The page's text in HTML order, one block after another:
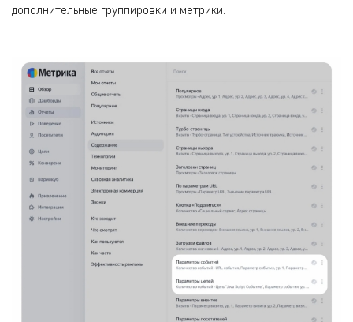
дополнительные группировки и метрики.